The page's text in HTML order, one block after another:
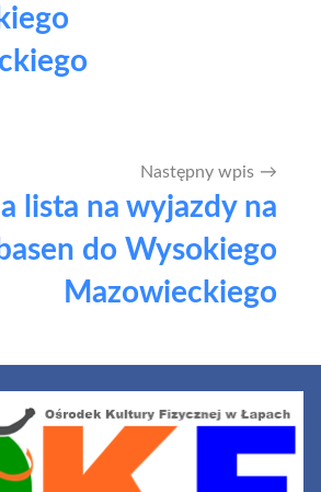
Następny wpis
lista na wyjazdy na
basen do Wysokiego
Mazowieckiego